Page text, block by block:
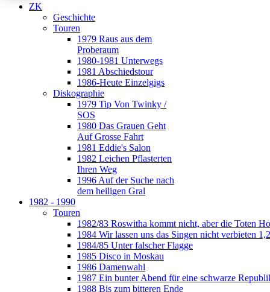
ZK
Geschichte
Touren
1979 Raus aus dem
Proberaum
1980-1981 Unterwegs
1981 Abschiedstour
1986-Heute Einzelgigs
Diskographie
1979 Tip Von Twinky /
SOS
1980 Das Grauen Geht
Auf Grosse Fahrt
1981 Eddie's Salon
1982 Leichen Pflasterten
Ihren Weg
1996 Auf der Suche nach
dem heiligen Gral
1982 - 1990
Touren
1982/83 Roswitha kommt nicht, aber die Toten
1984 Wir lassen uns das Singen nicht verbieten
1984/85 Unter falscher Flagge
1985 Disco in Moskau
1986 Damenwahl
1987 Ein bunter Abend für eine schwarze
1988 Bis zum bitteren Ende